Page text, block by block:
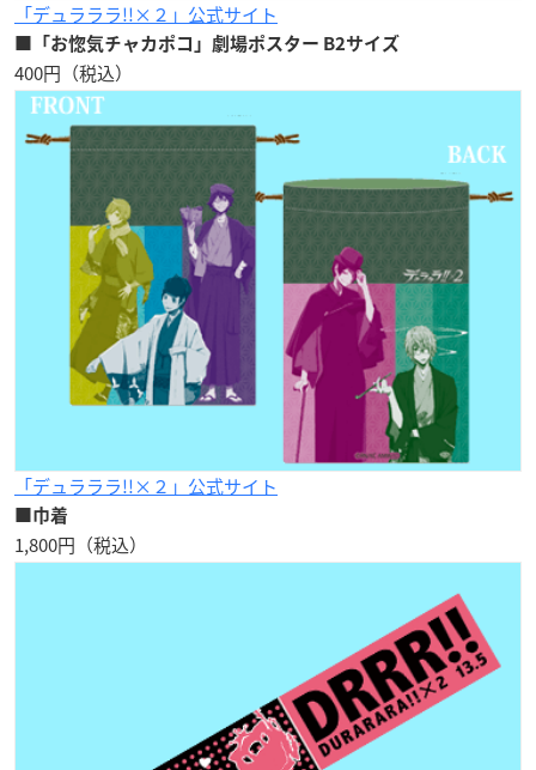
「デュラララ!!×２」公式サイト
■「お惚気チャカポコ」劇場ポスター B2サイズ
400円（税込）
「デュラララ!!×２」公式サイト
■巾着
1,800円（税込）